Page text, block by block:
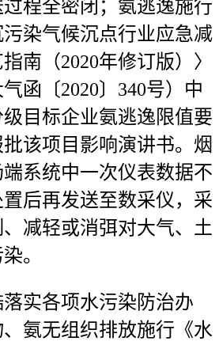
全密闭；氨逃逸施行
污染气候沉点行业应急减
南（2020年修订版）〉
函〔2020〕340号）中
目标企业氨逃逸限值要
该项目影响演讲书。烟
系统中一次仪表数据不
后再发送至数采仪，采
减轻或消弭对大气、土
。
各项水污染防治办
氨无组织排放施行《水